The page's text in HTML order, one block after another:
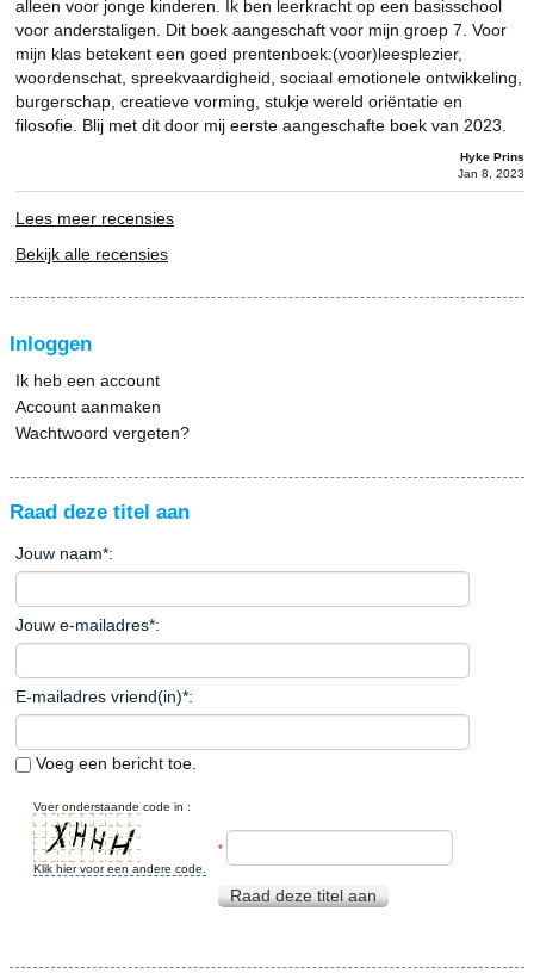
alleen voor jonge kinderen. Ik ben leerkracht op een basisschool
voor anderstaligen. Dit boek aangeschaft voor mijn groep 7. Voor
mijn klas betekent een goed prentenboek:(voor)leesplezier,
woordenschat, spreekvaardigheid, sociaal emotionele ontwikkeling,
burgerschap, creatieve vorming, stukje wereld oriëntatie en
filosofie. Blij met dit door mij eerste aangeschafte boek van 2023.
Hyke Prins
Jan 8, 2023
Lees meer recensies
Bekijk alle recensies
Inloggen
Ik heb een account
Account aanmaken
Wachtwoord vergeten?
Raad deze titel aan
Jouw naam*:
Jouw e-mailadres*:
E-mailadres vriend(in)*:
Voeg een bericht toe.
Voer onderstaande code in :
Klik hier voor een andere code.
*
Raad deze titel aan